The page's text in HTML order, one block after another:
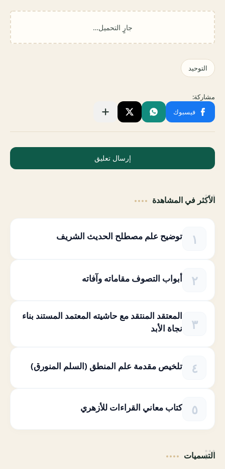
إرسال تعليق
الأكثر في المشاهدة
توضيح علم مصطلح الحديث الشريف
أبواب التصوف مقاماته وآفاته
المعتقد المنتقد مع حاشيته المعتمد المستند بناء
نجاة الأبد
تلخيص مقدمة علم المنطق (السلم المنورق)
كتاب معاني القراءات للأزهري
التسميات